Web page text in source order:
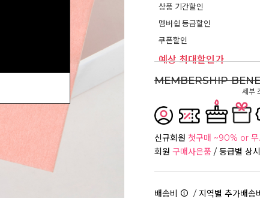
상품 기간할인
멤버쉽 등급할인
쿠폰할인
예상 최대할인가
세부
MEMBERSHIP
신규회원 첫구매 ~90% or 무
회원 구매사은품 / 등급별 상
배송비 /지역별 추가배송비